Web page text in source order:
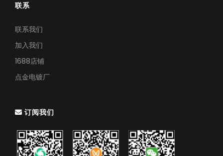
联系
联系我们
加入我们
1688店铺
点金电镀厂
订阅我们